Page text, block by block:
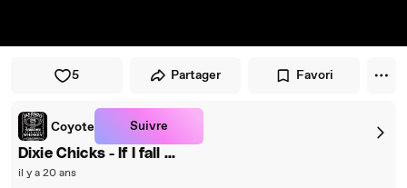
5 Partager Favori
Coyote Suivre
Dixie Chicks - If I fall ...
il y a 20 ans